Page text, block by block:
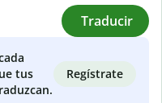
Traducir
tus
Regístrate